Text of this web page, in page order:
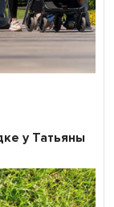
у Татьяны